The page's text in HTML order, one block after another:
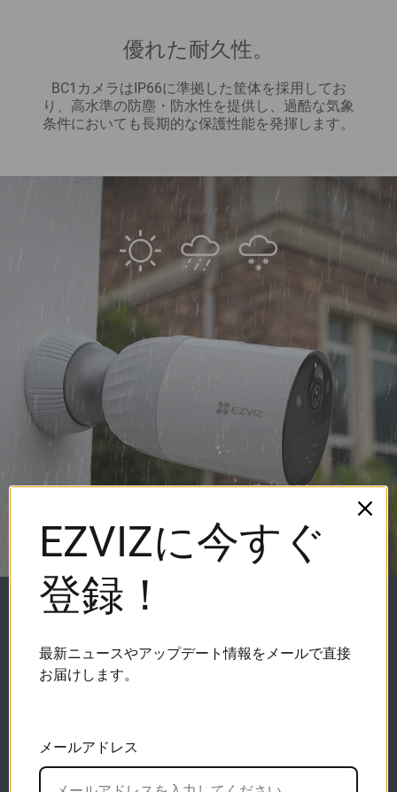
優れた耐久性。
BC1カメラはIP66に準拠した筐体を採用してお
り、高水準の防塵・防水性を提供し、過酷な気象
条件においても長期的な保護性能を発揮します。
ベースステーションと連動
して安定した性能を提供。
ベースステーションは、ケーブル接続によって作
の寿命も長く。なります。
EZVIZに今すぐ
登録！
最新ニュースやアップデート情報をメールで直接
お届けします。
メールアドレス